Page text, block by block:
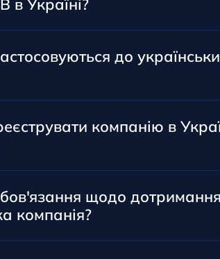
в Україні?
до
компанію в
щодо
компанія?